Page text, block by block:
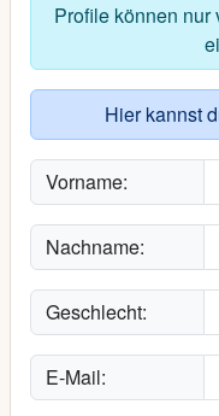
Profile können nur
Hier kannst
Vorname:
Nachname:
Geschlecht:
E-Mail: